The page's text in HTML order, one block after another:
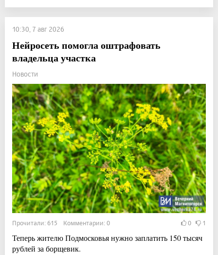
10:30, 7 авг 2026
Нейросеть помогла оштрафовать
владельца участка
Новости
Прочитали: 615 Комментарии: 0 0 1
Теперь жителю Подмосковья нужно заплатить 150 тысяч
рублей за борщевик.